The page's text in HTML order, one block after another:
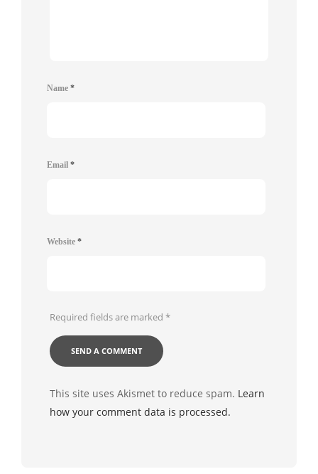
Name *
Email *
Website *
Required fields are marked *
This site uses Akismet to reduce spam. Learn
how your comment data is processed.